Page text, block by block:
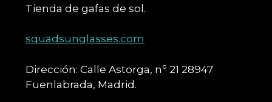
Tienda de gafas de sol.
squadsunglasses.com
Dirección: Calle Astorga, nº 21 28947
Fuenlabrada, Madrid.